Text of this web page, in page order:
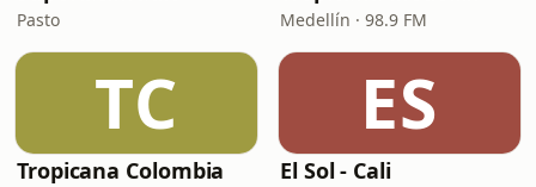
Pasto Medellín · 98.9 FM
TC
Tropicana Colombia
ES
El Sol - Cali